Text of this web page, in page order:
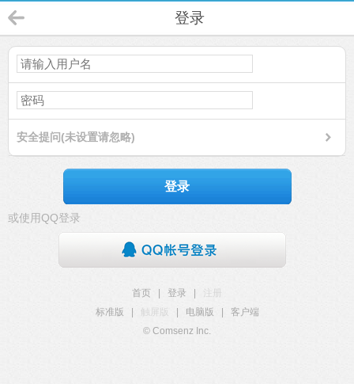
登录
安全提问(未设置请忽略)
登录
或使用QQ登录
首页 登录
注册
标准版
触屏版 电脑版
客户端
© Comsenz Inc.